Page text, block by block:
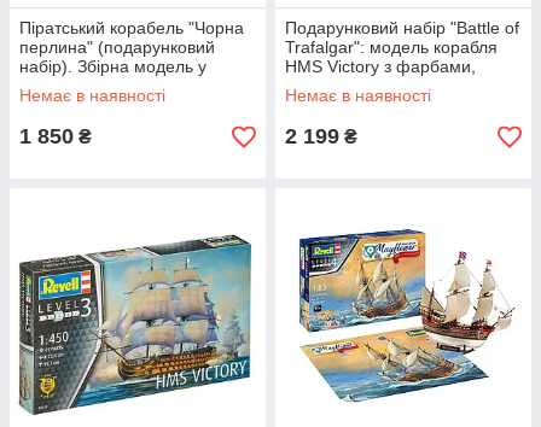
Піратський корабель "Чорна
перлина" (подарунковий
набір). Збірна модель у
масштабі 1/150. REVELL
65499
Немає в наявності
1 850 ₴
Подарунковий набір "Battle of
Trafalgar": модель корабля
HMS Victory з фарбами,
пензлями та клеєм + постер.
REVELL 05767
Немає в наявності
2 199 ₴